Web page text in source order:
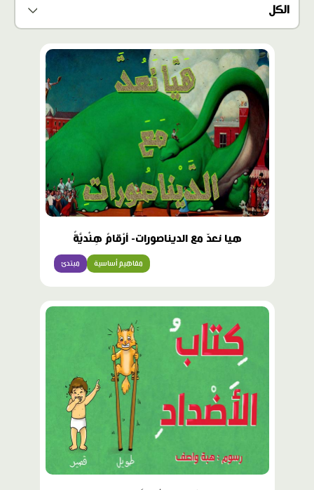
هيا نعدّ مع الديناصورات- أرْقامٌ هِنْديَّةٌ
مبتدئ مفاهيم أساسية